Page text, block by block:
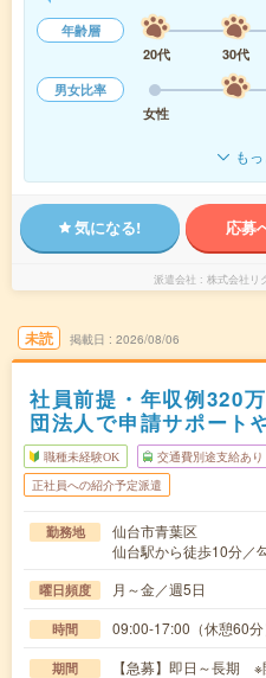
年齢層
20代
30代
男女比率
女性
も
気になる! 応募
派遣会社 株式会社リ
未読 掲載日 2026/08/06
社員前提・年収例320
団法人で申請サポート
職種未経験OK 交通費別途支給あり
正社員への紹介予定派遣
勤務地
仙台市青葉区
仙台駅から徒歩10分／
曜日頻度 月～金／週5日
時間 09:00-17:00（休憩60
期間 【急募】即日～長期